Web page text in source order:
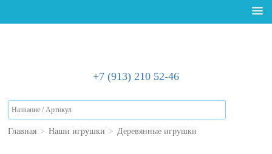
+7 (913) 210 52-46
Главная > Наши игрушки > Деревянные игрушки